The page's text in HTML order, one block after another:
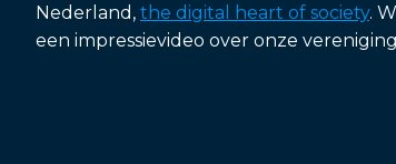
Nederland, the digital heart of society.
een impressievideo over onze